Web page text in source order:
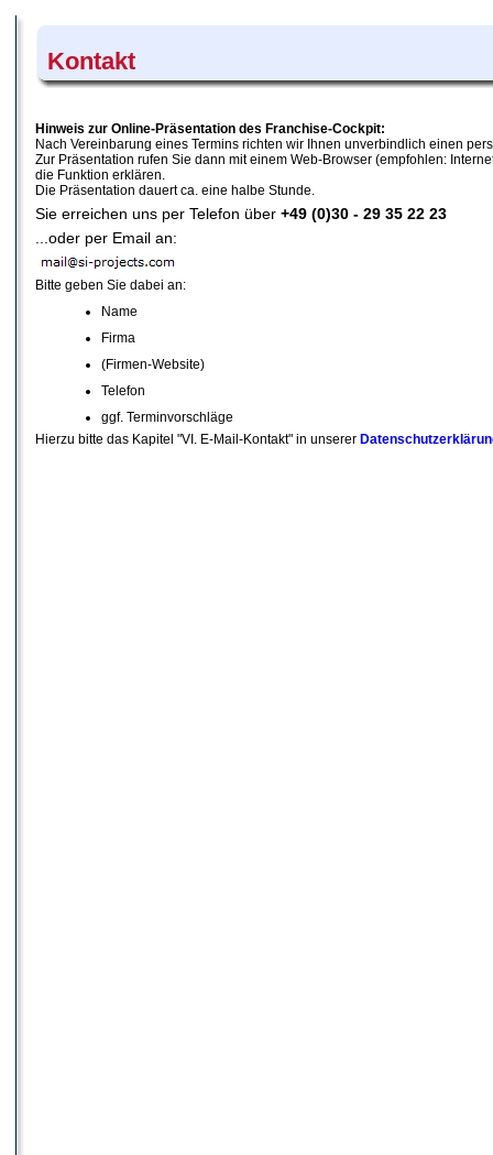
Kontakt
Hinweis zur Online-Präsentation des Franchise-Cockpit:
Nach Vereinbarung eines Termins richten wir Ihnen unverbindlich einen
Zur Präsentation rufen Sie dann mit einem Web-Browser (empfohlen:
die Funktion erklären.
Die Präsentation dauert ca. eine halbe Stunde.
Sie erreichen uns per Telefon über +49 (0)30 - 29 35 22 23
...oder per Email an:
Bitte geben Sie dabei an:
Name
Firma
(Firmen-Website)
Telefon
ggf. Terminvorschläge
Hierzu bitte das Kapitel "VI. E-Mail-Kontakt" in unserer